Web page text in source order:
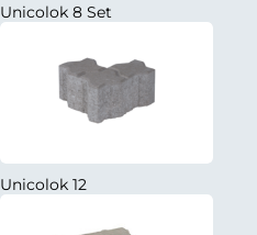
Unicolok 8 Set
Unicolok 12